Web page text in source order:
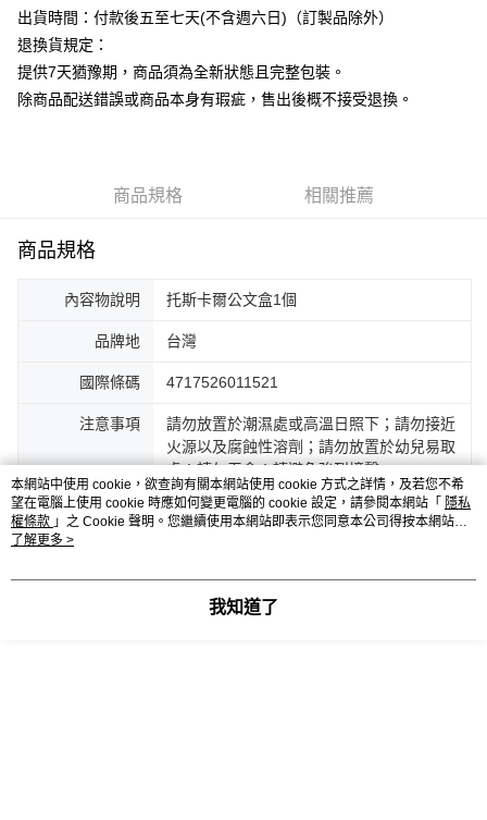
每筆NT$130，滿NT$2,500(含以上)免運費
出貨時間：付款後五至七天(不含週六日)（訂製品除外）
退換貨規定：
提供7天猶豫期，商品須為全新狀態且完整包裝。
除商品配送錯誤或商品本身有瑕疵，售出後概不接受退換。
商品規格 相關推薦
商品規格
內容物說明 托斯卡爾公文盒1個
品牌地 台灣
國際條碼 4717526011521
注意事項
請勿放置於潮濕處或高溫日照下；請勿接近
火源以及腐蝕性溶劑；請勿放置於幼兒易取
處；請勿吞食；請避免強烈撞擊。
客服
本網站中使用 cookie，欲查詢有關本網站使用 cookie 方式之詳情，及若您不希
望在電腦上使用 cookie 時應如何變更電腦的 cookie 設定，請參閱本網站「 隱私
權條款 」之 Cookie 聲明。您繼續使用本網站即表示您同意本公司得按本網站使
用條款之 Cookie 聲明使用 cookie。
了解更多 >
我知道了